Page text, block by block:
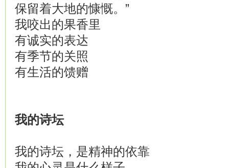
保留着大地的慷慨。”
我咬出的果香里
有诚实的表达
有季节的关照
有生活的馈赠
我的诗坛
我的诗坛，是精神的依靠